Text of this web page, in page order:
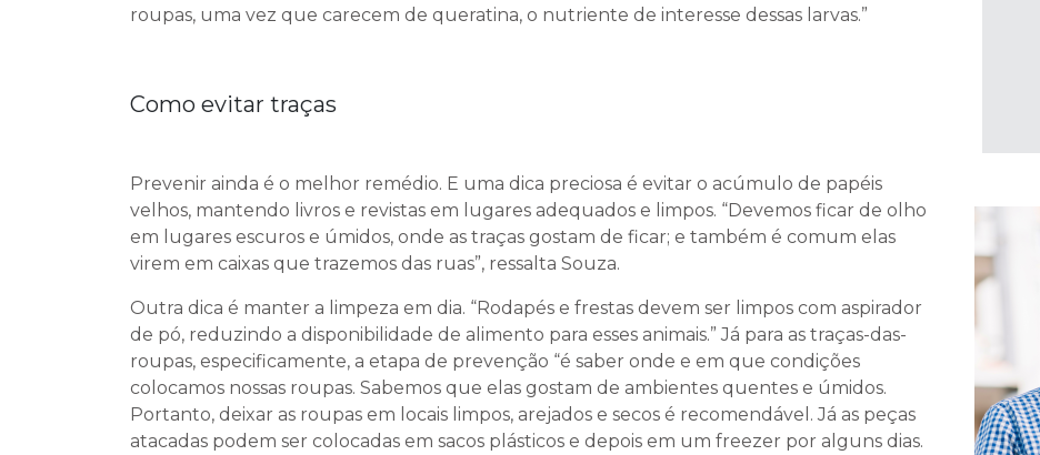
roupas, uma vez que carecem de queratina, o nutriente de interesse dessas larvas.”
Como evitar traças
Prevenir ainda é o melhor remédio. E uma dica preciosa é evitar o acúmulo de papéis
velhos, mantendo livros e revistas em lugares adequados e limpos. “Devemos ficar de olho
em lugares escuros e úmidos, onde as traças gostam de ficar; e também é comum elas
virem em caixas que trazemos das ruas”, ressalta Souza.
Outra dica é manter a limpeza em dia. “Rodapés e frestas devem ser limpos com aspirador
de pó, reduzindo a disponibilidade de alimento para esses animais.” Já para as traças-das-
roupas, especificamente, a etapa de prevenção “é saber onde e em que condições
colocamos nossas roupas. Sabemos que elas gostam de ambientes quentes e úmidos.
Portanto, deixar as roupas em locais limpos, arejados e secos é recomendável. Já as peças
atacadas podem ser colocadas em sacos plásticos e depois em um freezer por alguns dias.